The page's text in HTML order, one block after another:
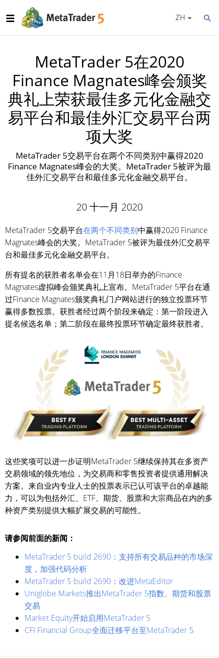
ZH
MetaTrader 5在2020
Finance Magnates峰会颁奖
典礼上荣获最佳多元化金融交
易平台和最佳外汇交易平台两
项大奖
MetaTrader 5交易平台在两个不同类别中赢得2020
Finance Magnates峰会的大奖。MetaTrader 5被评为最
佳外汇交易平台和最佳多元化金融交易平台。
20 十一月 2020
MetaTrader 5交易平台在两个不同类别中赢得2020 Finance
Magnates峰会的大奖。MetaTrader 5被评为最佳外汇交易平
台和最佳多元化金融交易平台。
所有提名的获胜者名单会在11月18日举办的Finance
Magnates虚拟峰会颁奖典礼上宣布。MetaTrader 5平台在通
过Finance Magnates颁奖典礼门户网站进行的独立投票环节
赢得多数投票。获胜者经过两个阶段来确定：第一阶段进入
提名候选名单；第二阶段在最终投票环节确定最终获胜者。
这些奖项可以进一步证明MetaTrader 5继续保持其在多资产
交易领域的领先地位，为交易商和零售投资者提供通用解决
方案。来自业内专业人士的投票表示已认可该平台的卓越能
力，可以为包括外汇、ETF、期货、股票和大宗商品在内的多
种资产类别提供大幅扩展交易的可能性。
请参阅前面的新闻：
MetaTrader 5 build 2690：支持所有交易品种的市场深
度，加强代码分析
MetaTrader 5 build 2690：改进MetaEditor
Uniglobe Markets推出MetaTrader 5指数、期货和股票
交易
Market Equity开始启用MetaTrader 5
CFI Financial Group全面迁移平台至MetaTrader 5